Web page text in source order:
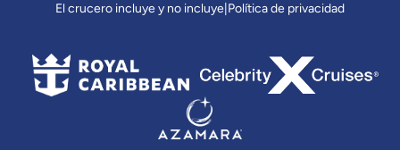
El crucero incluye y no incluye Política de privacidad